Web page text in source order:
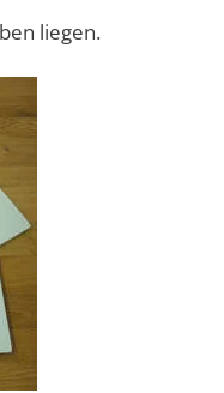
liegen.